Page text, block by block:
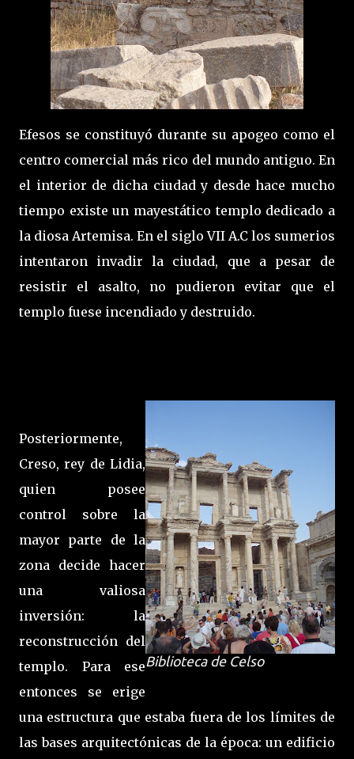
Efesos se constituyó durante su apogeo como el
centro comercial más rico del mundo antiguo. En
el interior de dicha ciudad y desde hace mucho
tiempo existe un mayestático templo dedicado a
la diosa Artemisa. En el siglo VII A.C los sumerios
intentaron invadir la ciudad, que a pesar de
resistir el asalto, no pudieron evitar que el
templo fuese incendiado y destruido.
Biblioteca de Celso
Posteriormente,
Creso, rey de Lidia,
quien posee
control sobre la
mayor parte de la
zona decide hacer
una valiosa
inversión: la
reconstrucción del
templo. Para ese
entonces se erige
una estructura que estaba fuera de los límites de
las bases arquitectónicas de la época: un edificio